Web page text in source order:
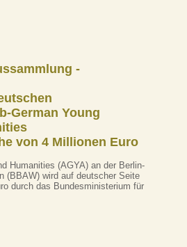
-
German Young
von 4 Millionen Euro
Humanities (AGYA) an der Berlin-
(BBAW) wird auf deutscher Seite
durch das Bundesministerium für